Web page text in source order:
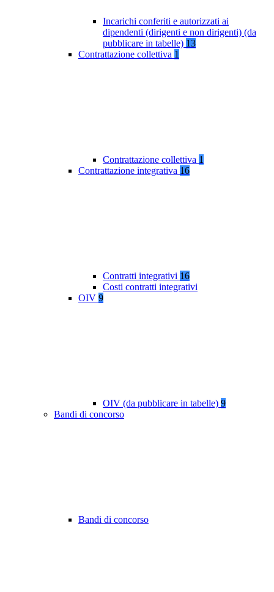
Incarichi conferiti e autorizzati ai
dipendenti (dirigenti e non dirigenti) (da
pubblicare in tabelle) 13
Contrattazione collettiva 1
Contrattazione collettiva 1
Contrattazione integrativa 16
Contratti integrativi 16
Costi contratti integrativi
OIV 9
OIV (da pubblicare in tabelle) 9
Bandi di concorso
Bandi di concorso